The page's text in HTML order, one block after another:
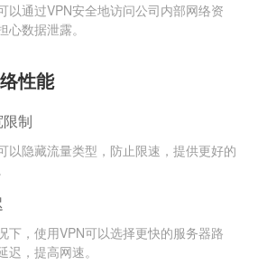
以通过VPN安全地访问公司内部网络资
心数据泄露。
性能
制
以隐藏流量类型，防止限速，提供更好的
下，使用VPN可以选择更快的服务器路
迟，提高网速。